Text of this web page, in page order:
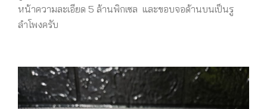
หน้าความละเอียด 5 ล้านพิกเซล และขอบจอด้านบนเป็นรู
ลำโพงครับ